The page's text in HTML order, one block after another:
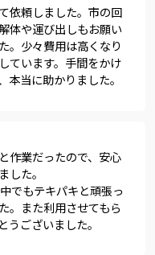
依頼しました。市の回
体や運び出しもお願い
。少々費用は高くなり
ています。手間をかけ
本当に助かりました。
作業だったので、安心
した。
でもテキパキと頑張っ
。また利用させてもら
うございました。